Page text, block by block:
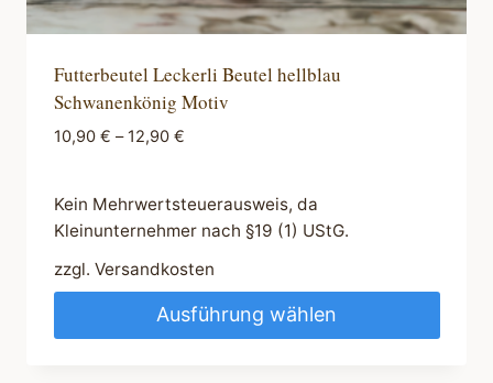
Futterbeutel Leckerli Beutel hellblau
Schwanenkönig Motiv
10,90 € –12,90 €
Kein Mehrwertsteuerausweis, da
Kleinunternehmer nach §19 (1) UStG.
zzgl. Versandkosten
Ausführung wählen